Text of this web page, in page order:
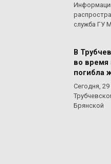
служба ГУ
В
во время
погибла
Сегодня,
Брянской